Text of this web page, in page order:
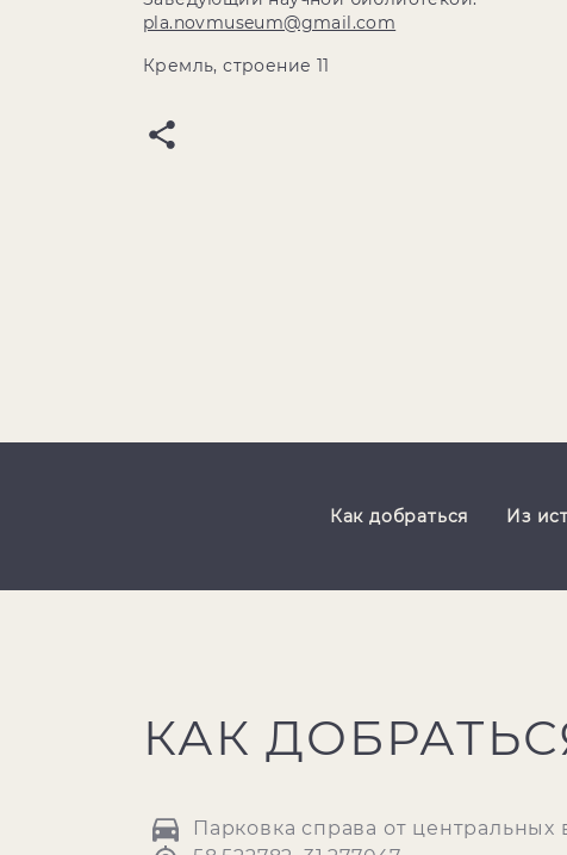
pla.novmuseum@gmail.com
Кремль, строение 11
Как добраться Из
КАК
Парковка справа от центральных